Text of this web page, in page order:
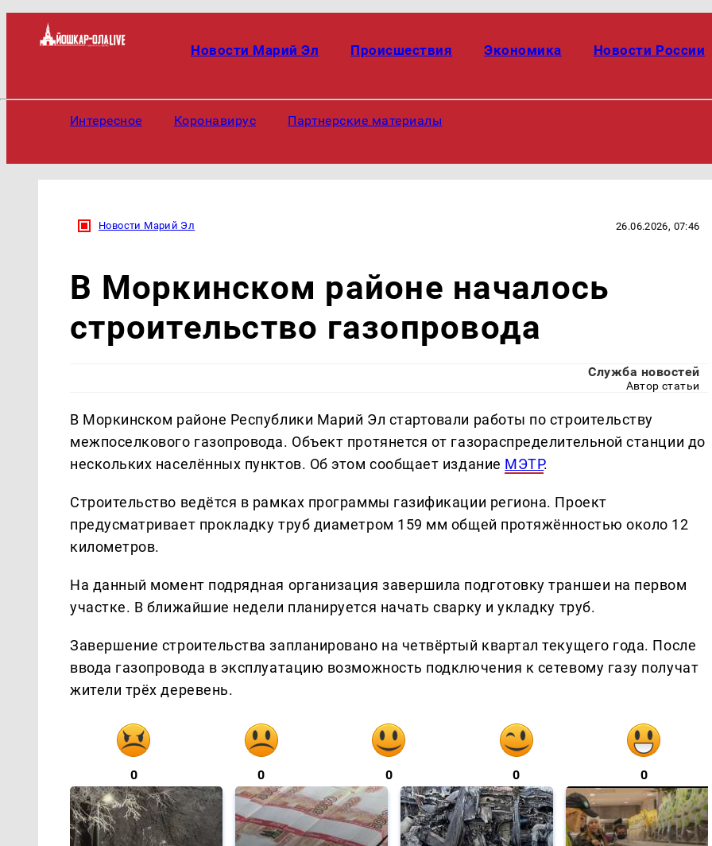
Новости Марий Эл Происшествия Экономика Новости России
Интересное Коронавирус Партнерские материалы
Новости Марий Эл 26.06.2026, 07:46
В Моркинском районе началось
строительство газопровода
Служба новостей
Автор статьи
В Моркинском районе Республики Марий Эл стартовали работы по строительству
межпоселкового газопровода. Объект протянется от газораспределительной станции до
нескольких населённых пунктов. Об этом сообщает издание МЭТР.
Строительство ведётся в рамках программы газификации региона. Проект
предусматривает прокладку труб диаметром 159 мм общей протяжённостью около 12
километров.
На данный момент подрядная организация завершила подготовку траншеи на первом
участке. В ближайшие недели планируется начать сварку и укладку труб.
Завершение строительства запланировано на четвёртый квартал текущего года. После
ввода газопровода в эксплуатацию возможность подключения к сетевому газу получат
жители трёх деревень.
0 0 0 0 0